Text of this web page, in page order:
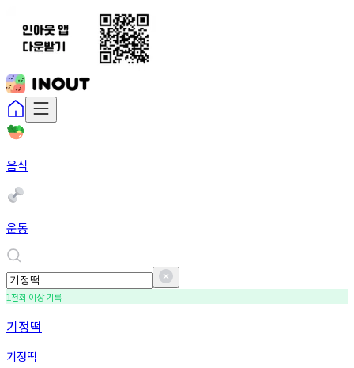
음식
운동
1천회 이상기록
기정떡
기정떡